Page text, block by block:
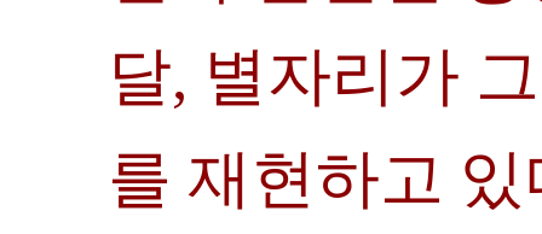
달, 별자리가
를 재현하고